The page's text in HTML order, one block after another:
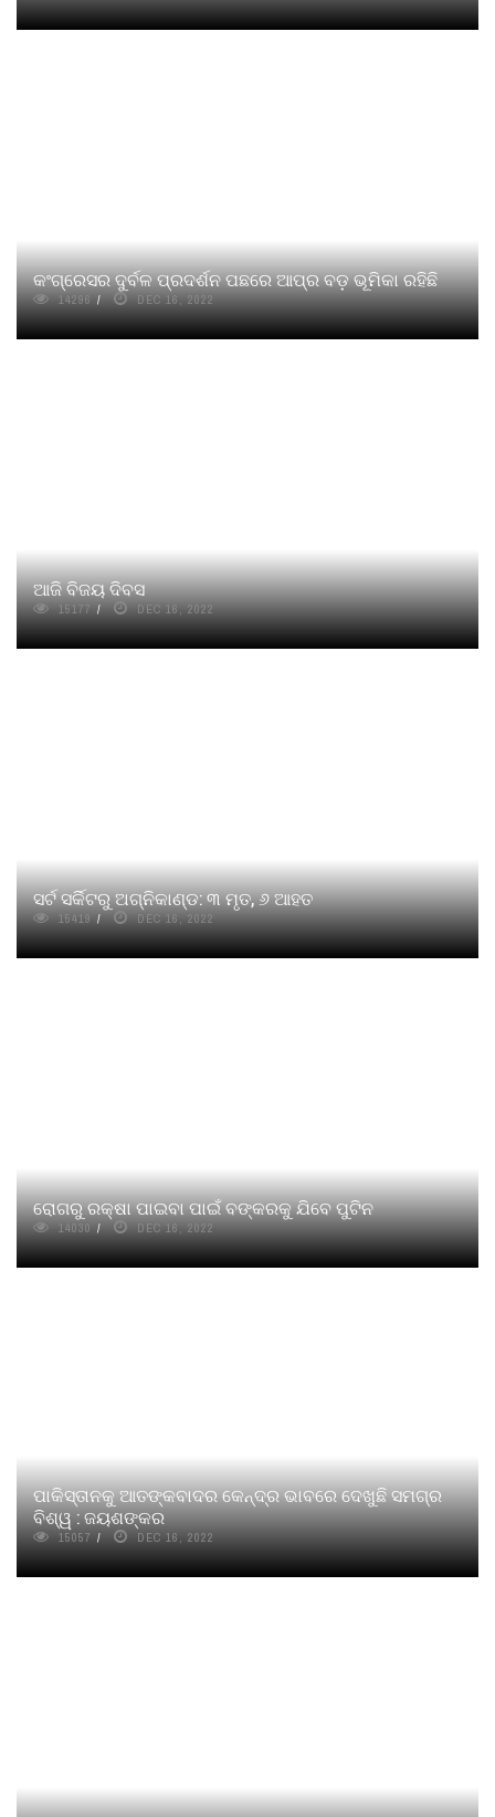
କଂଗ୍ରେସର ଦୁର୍ବଳ ପ୍ରଦର୍ଶନ ପଛରେ ଆପ୍‌ର ବଡ଼ ଭୂମିକା ରହିଛି
14296 DEC 16, 2022
ଆଜି ବିଜୟ ଦିବସ
15177 DEC 16, 2022
ସର୍ଟ ସର୍କିଟରୁ ଅଗ୍ନିକାଣ୍ଡ: ୩ ମୃତ, ୬ ଆହତ
15419 DEC 16, 2022
ରୋଗରୁ ରକ୍ଷା ପାଇବା ପାଇଁ ବଙ୍କରକୁ ଯିବେ ପୁଟିନ
14030 DEC 16, 2022
ପାକିସ୍ତାନକୁ ଆତଙ୍କବାଦର କେନ୍ଦ୍ର ଭାବରେ ଦେଖୁଛି ସମଗ୍ର
ବିଶ୍ୱ : ଜୟଶଙ୍କର
15057 DEC 16, 2022